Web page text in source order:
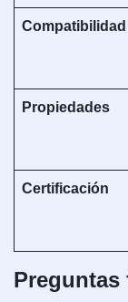
Compatibilidad
Propiedades
Certificación
Preguntas